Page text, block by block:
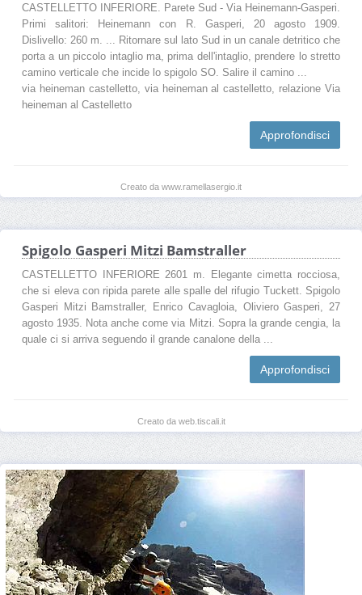
CASTELLETTO INFERIORE. Parete Sud - Via Heinemann-Gasperi.
Primi salitori: Heinemann con R. Gasperi, 20 agosto 1909.
Dislivello: 260 m. ... Ritornare sul lato Sud in un canale detritico che
porta a un piccolo intaglio ma, prima dell'intaglio, prendere lo stretto
camino verticale che incide lo spigolo SO. Salire il camino ...
via heineman castelletto, via heineman al castelletto, relazione Via
heineman al Castelletto
Approfondisci
Creato da www.ramellasergio.it
Spigolo Gasperi Mitzi Bamstraller
CASTELLETTO INFERIORE 2601 m. Elegante cimetta rocciosa,
che si eleva con ripida parete alle spalle del rifugio Tuckett. Spigolo
Gasperi Mitzi Bamstraller, Enrico Cavagloia, Oliviero Gasperi, 27
agosto 1935. Nota anche come via Mitzi. Sopra la grande cengia, la
quale ci si arriva seguendo il grande canalone della ...
Approfondisci
Creato da web.tiscali.it